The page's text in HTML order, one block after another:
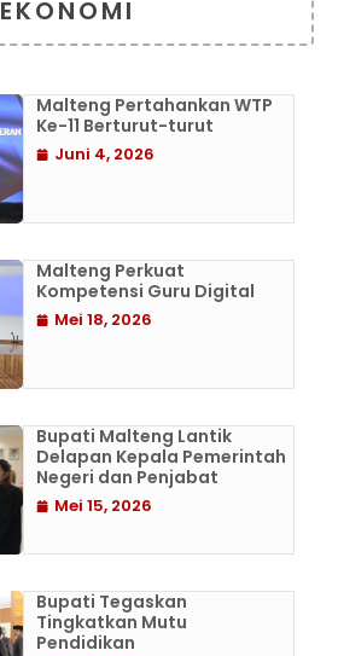
EKONOMI
Malteng Pertahankan WTP
Ke-11 Berturut-turut
Juni 4, 2026
Malteng Perkuat
Kompetensi Guru Digital
Mei 18, 2026
Bupati Malteng Lantik
Delapan Kepala Pemerintah
Negeri dan Penjabat
Mei 15, 2026
Bupati Tegaskan
Tingkatkan Mutu
Pendidikan